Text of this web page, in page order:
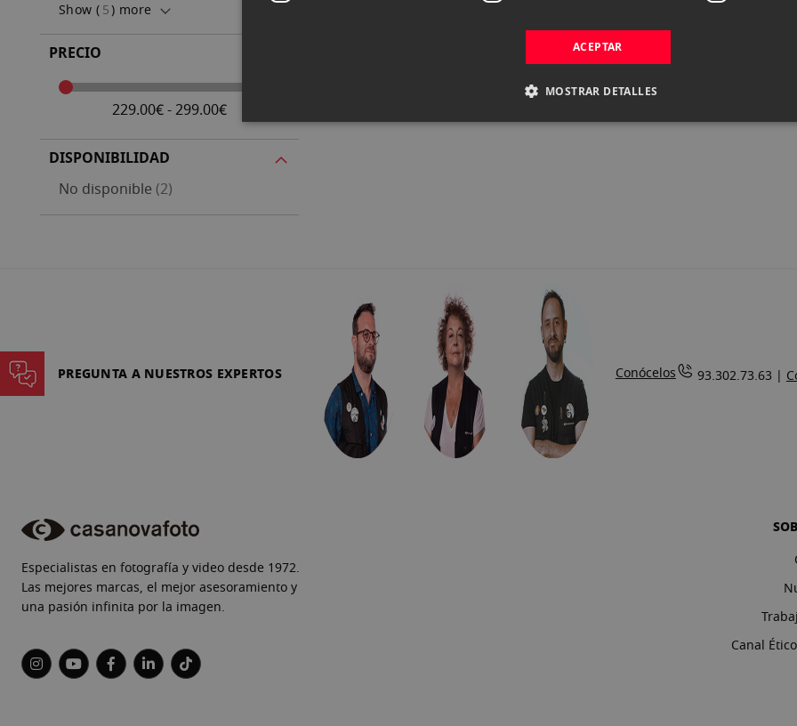
Show (5) more
PRECIO
229.00€ - 299.00€
DISPONIBILIDAD
No disponible 2
artículos
PREGUNTA A NUESTROS EXPERTOS Conócelos 93.302.73.63 |
Especialistas en fotografía y video desde 1972.
Las mejores marcas, el mejor asesoramiento y
una pasión infinita por la imagen.
Canal
ACEPTAR
MOSTRAR DETALLES